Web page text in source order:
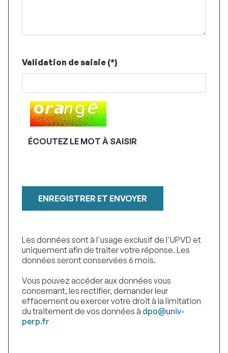
Champ
pour
robots.
vous
êtes
merci
vide.
Validation de saisie (*)
ÉCOUTEZ LE MOT À SAISIR
Les données sont à l'usage exclusif de l'UPVD et
uniquement afin de traiter votre réponse. Les
données seront conservées 6 mois.
Vous pouvez accéder aux données vous
concernant, les rectifier, demander leur
effacement ou exercer votre droit à la limitation
du traitement de vos données à dpo@univ-
perp.fr